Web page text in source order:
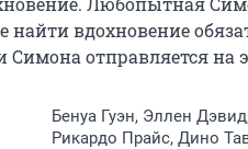
найти вдохновение
отправляется на
Бенуа Гуэн, Эллен
Рикардо Прайс, Дино